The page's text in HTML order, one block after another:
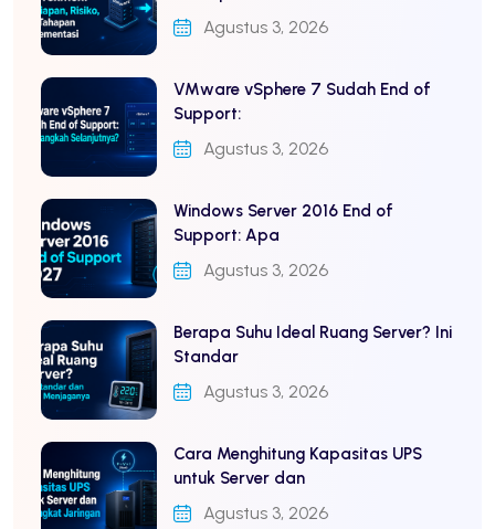
Agustus 3, 2026
VMware vSphere 7 Sudah End of
Support:
Agustus 3, 2026
Windows Server 2016 End of
Support: Apa
Agustus 3, 2026
Berapa Suhu Ideal Ruang Server? Ini
Standar
Agustus 3, 2026
Cara Menghitung Kapasitas UPS
untuk Server dan
Agustus 3, 2026